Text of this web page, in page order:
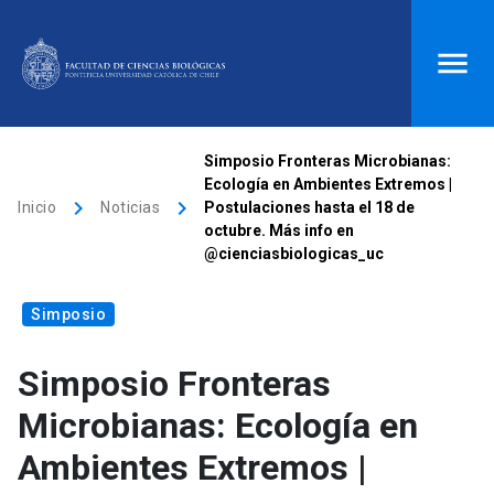
Donaciones launch
Correo launch
Quiénes somos
Inicio keyboard_arrow_right Noticias keyboard_arrow_right
Simposio Fronteras Microbianas:
Ecología en Ambientes Extremos |
Postulaciones hasta el 18 de
octubre. Más info en
@cienciasbiologicas_uc
Simposio
Simposio Fronteras
Microbianas: Ecología en
Ambientes Extremos |